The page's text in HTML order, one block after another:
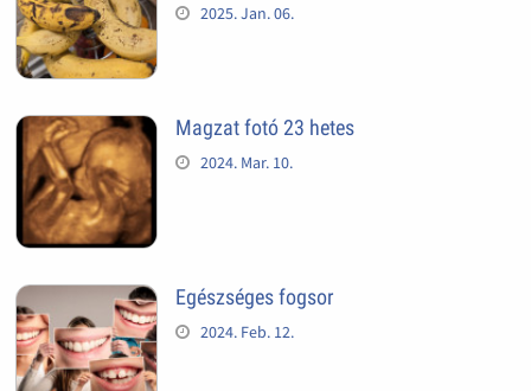
2025. Jan. 06.
Magzat fotó 23 hetes
2024. Mar. 10.
Egészséges fogsor
2024. Feb. 12.